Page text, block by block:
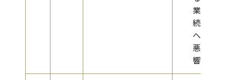
業継
続性
への
悪影
響